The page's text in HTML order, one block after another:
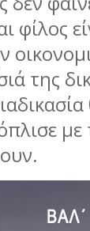
φίλος
της